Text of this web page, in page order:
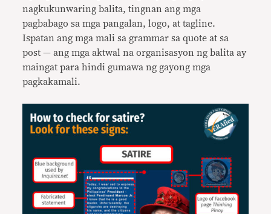
nagkukunwaring balita, tingnan ang mga
pagbabago sa mga pangalan, logo, at tagline.
Ispatan ang mga mali sa grammar sa quote at sa
post — ang mga aktwal na organisasyon ng balita ay
maingat para hindi gumawa ng gayong mga
pagkakamali.